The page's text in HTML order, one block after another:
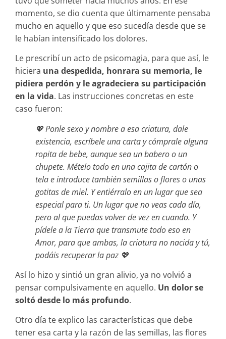
momento, se dio cuenta que últimamente pensaba
mucho en aquello y que eso sucedía desde que se
le habían intensificado los dolores.
Le prescribí un acto de psicomagia, para que así, le
hiciera una despedida, honrara su memoria, le
pidiera perdón y le agradeciera su participación
en la vida. Las instrucciones concretas en este
caso fueron:
💖 Ponle sexo y nombre a esa criatura, dale
existencia, escríbele una carta y cómprale alguna
ropita de bebe, aunque sea un babero o un
chupete. Mételo todo en una cajita de cartón o
tela e introduce también semillas o flores o unas
gotitas de miel. Y entiérralo en un lugar que sea
especial para ti. Un lugar que no veas cada día,
pero al que puedas volver de vez en cuando. Y
pídele a la Tierra que transmute todo eso en
Amor, para que ambas, la criatura no nacida y tú,
podáis recuperar la paz 💖
Así lo hizo y sintió un gran alivio, ya no volvió a
pensar compulsivamente en aquello. Un dolor se
soltó desde lo más profundo.
Otro día te explico las características que debe
tener esa carta y la razón de las semillas, las flores